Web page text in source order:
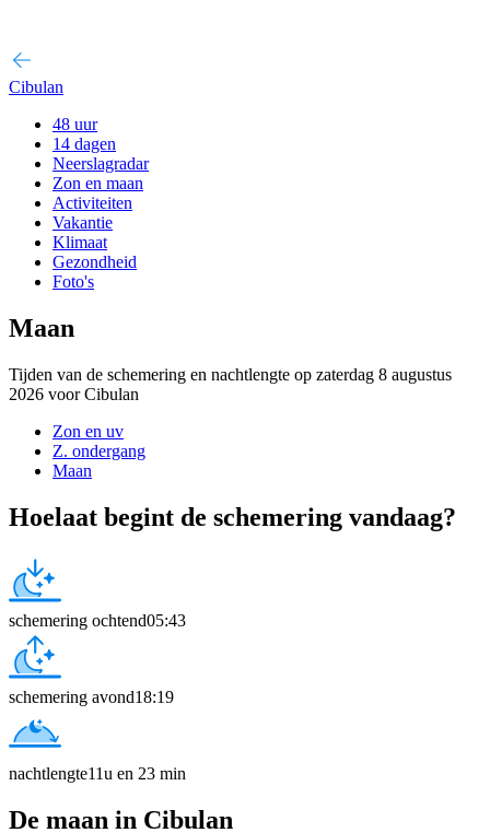
Cibulan
48 uur
14 dagen
Neerslagradar
Zon en maan
Activiteiten
Vakantie
Klimaat
Gezondheid
Foto's
Maan
Tijden van de schemering en nachtlengte op zaterdag 8 augustus
2026 voor Cibulan
Zon en uv
Z. ondergang
Maan
Hoelaat begint de schemering vandaag?
schemering ochtend05:43
schemering avond18:19
nachtlengte11u en 23 min
De maan in Cibulan